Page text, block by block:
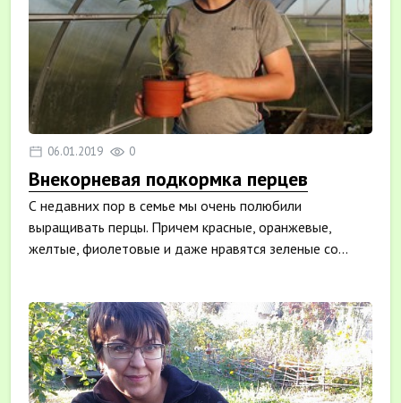
06.01.2019 0
Внекорневая подкормка перцев
С недавних пор в семье мы очень полюбили
выращивать перцы. Причем красные, оранжевые,
желтые, фиолетовые и даже нравятся зеленые со...